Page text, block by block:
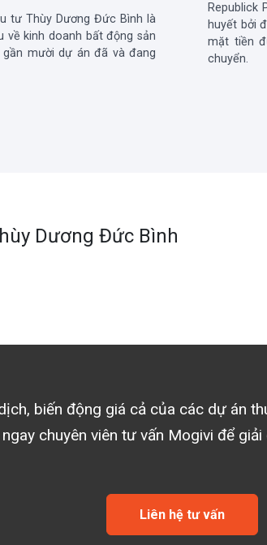
tư Thùy Dương Đức Bình là
kinh doanh bất động sản
mười dự án đã và đang
Republick
huyết bởi
mặt tiền
chuyển.
Dương Đức Bình
biến động giá cả của các dự án
chuyên viên tư vấn Mogivi để
Liên hệ tư vấn